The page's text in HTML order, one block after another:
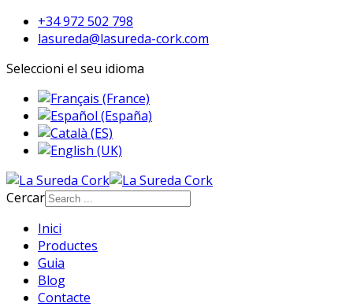
+34 972 502 798
lasureda@lasureda-cork.com
Seleccioni el seu idioma
Cercar
Inici
Productes
Guia
Blog
Contacte